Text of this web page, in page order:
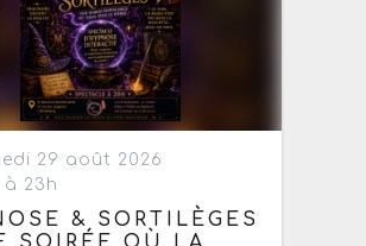
29 août 2026
à 23h
& SORTILÈGES